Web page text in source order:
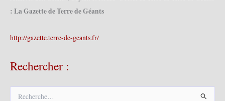
: La Gazette de Terre de Géants
http://gazette.terre-de-geants.fr/
Rechercher :